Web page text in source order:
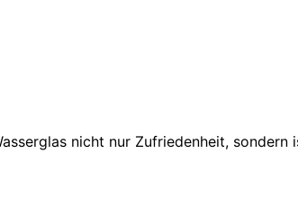
nicht nur Zufriedenheit,